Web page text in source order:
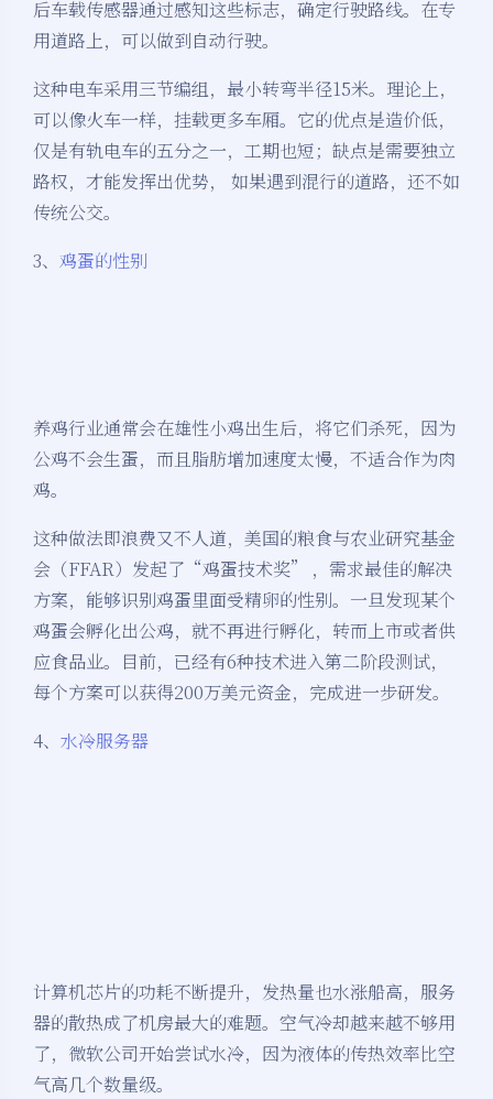
后车载传感器通过感知这些标志，确定行驶路线。在专
用道路上，可以做到自动行驶。
这种电车采用三节编组，最小转弯半径15米。理论上，
可以像火车一样，挂载更多车厢。它的优点是造价低，
仅是有轨电车的五分之一，工期也短；缺点是需要独立
路权，才能发挥出优势， 如果遇到混行的道路，还不如
传统公交。
3、 鸡蛋的性别
养鸡行业通常会在雄性小鸡出生后，将它们杀死，因为
公鸡不会生蛋，而且脂肪增加速度太慢，不适合作为肉
鸡。
这种做法即浪费又不人道，美国的粮食与农业研究基金
会（FFAR）发起了“鸡蛋技术奖” ，需求最佳的解决
方案，能够识别鸡蛋里面受精卵的性别。一旦发现某个
鸡蛋会孵化出公鸡，就不再进行孵化，转而上市或者供
应食品业。目前，已经有6种技术进入第二阶段测试，
每个方案可以获得200万美元资金，完成进一步研发。
4、 水冷服务器
计算机芯片的功耗不断提升，发热量也水涨船高，服务
器的散热成了机房最大的难题。空气冷却越来越不够用
了，微软公司开始尝试水冷，因为液体的传热效率比空
气高几个数量级。